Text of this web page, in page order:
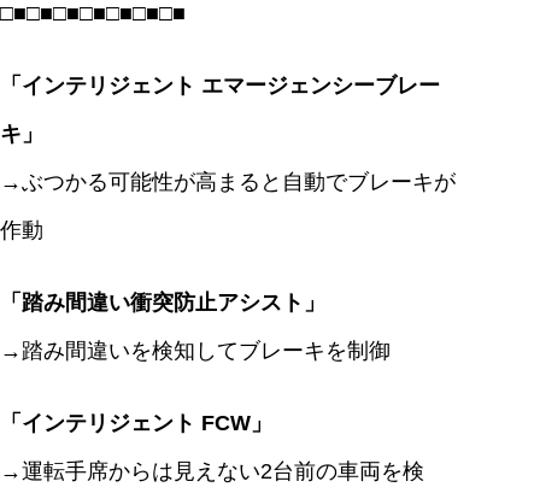
□■□■□■□■□■□■□■
「インテリジェント エマージェンシーブレー
キ」
→ぶつかる可能性が高まると自動でブレーキが
作動
「踏み間違い衝突防止アシスト」
→踏み間違いを検知してブレーキを制御
「インテリジェント FCW」
→運転手席からは見えない2台前の車両を検